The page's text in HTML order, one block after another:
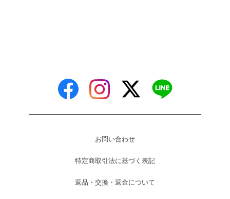
お問い合わせ
特定商取引法に基づく表記
返品・交換・返金について